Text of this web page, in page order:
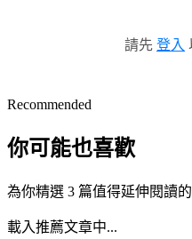
請先 登入
Recommended
你可能也喜歡
為你精選 3 篇值得延伸閱讀
載入推薦文章中...